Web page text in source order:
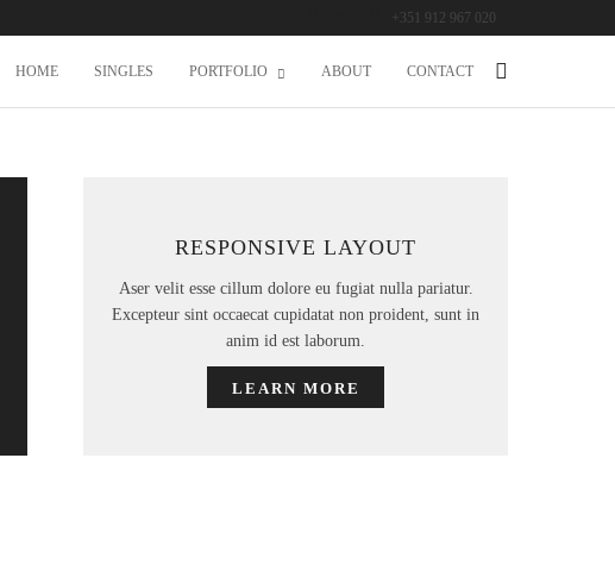
+351 912 967 020
HOME SINGLES PORTFOLIO ABOUT CONTACT
RESPONSIVE LAYOUT
Aser velit esse cillum dolore eu fugiat nulla pariatur.
Excepteur sint occaecat cupidatat non proident, sunt in
anim id est laborum.
LEARN MORE